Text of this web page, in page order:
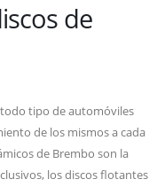
de
tipo de automóviles
de los mismos a cada
de Brembo son la
los discos flotantes